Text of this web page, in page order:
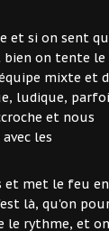
et si on sent
bien on tente le
mixte et
ludique,
et nous
les
et met le feu en
là, qu'on
le rythme, et